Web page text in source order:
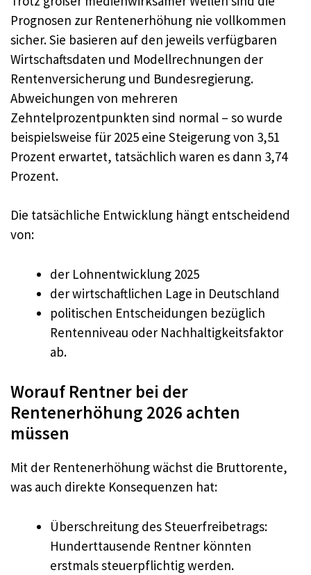
Prognosen zur Rentenerhöhung nie vollkommen
sicher. Sie basieren auf den jeweils verfügbaren
Wirtschaftsdaten und Modellrechnungen der
Rentenversicherung und Bundesregierung.
Abweichungen von mehreren
Zehntelprozentpunkten sind normal – so wurde
beispielsweise für 2025 eine Steigerung von 3,51
Prozent erwartet, tatsächlich waren es dann 3,74
Prozent.
Die tatsächliche Entwicklung hängt entscheidend
von:
der Lohnentwicklung 2025
der wirtschaftlichen Lage in Deutschland
politischen Entscheidungen bezüglich
Rentenniveau oder Nachhaltigkeitsfaktor
ab.
Worauf Rentner bei der
Rentenerhöhung 2026 achten
müssen
Mit der Rentenerhöhung wächst die Bruttorente,
was auch direkte Konsequenzen hat:
Überschreitung des Steuerfreibetrags:
Hunderttausende Rentner könnten
erstmals steuerpflichtig werden.